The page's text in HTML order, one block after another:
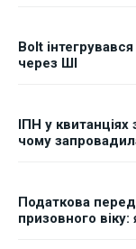
Bolt
через ШІ
ІПН у
чому
Податкова
призовного